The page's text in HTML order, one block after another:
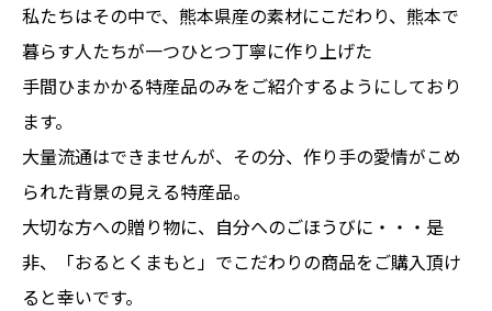
私たちはその中で、熊本県産の素材にこだわり、熊本で
暮らす人たちが一つひとつ丁寧に作り上げた
手間ひまかかる特産品のみをご紹介するようにしており
ます。
大量流通はできませんが、その分、作り手の愛情がこめ
られた背景の見える特産品。
大切な方への贈り物に、自分へのごほうびに・・・是
非、「おるとくまもと」でこだわりの商品をご購入頂け
ると幸いです。